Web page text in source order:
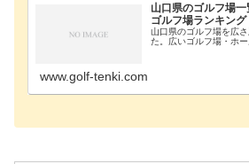
山口県のゴルフ場
ゴルフ場ランキング
山口県のゴルフ場を広
た。広いゴルフ場・ホー
www.golf-tenki.com